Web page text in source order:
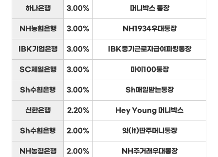
하나은행 3.00% 머니박스 통장
NH농협은행 3.00% NH1934우대통장
IBK기업은행 3.00% IBK중기근로자급여파킹통장
SC제일은행 3.00% 마이100통장
Sh수협은행 3.00% Sh매일받는통장
신한은행 2.20% Hey Young 머니박스
Sh수협은행 2.00% 잇(it)딴주머니통장
NH농협은행 2.00% NH주거래우대통장